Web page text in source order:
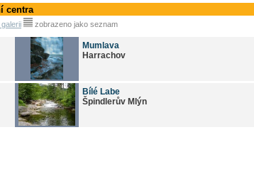
centra
zobrazeno jako seznam
Mumlava
Harrachov
Bílé Labe
Špindlerův Mlýn